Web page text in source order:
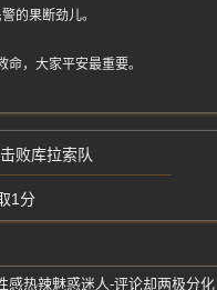
的果断劲儿。
，大家平安最重要。
败库拉索队
1分
感热辣魅惑迷人-评论却两极分化